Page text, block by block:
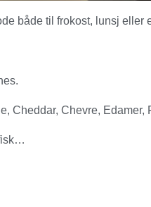
både til frokost, lunsj eller
Cheddar, Chevre, Edamer,